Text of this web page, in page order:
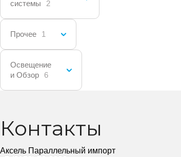
системы
2
Прочее 1
Освещение
и Обзор
6
Контакты
Аксель Параллельный импорт